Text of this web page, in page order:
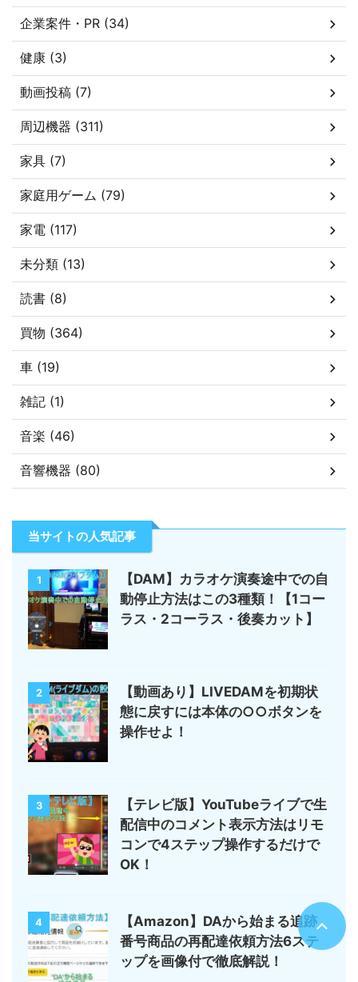
企業案件・PR (34)
健康 (3)
動画投稿 (7)
周辺機器 (311)
家具 (7)
家庭用ゲーム (79)
家電 (117)
未分類 (13)
読書 (8)
買物 (364)
車 (19)
雑記 (1)
音楽 (46)
音響機器 (80)
当サイトの人気記事
1
【DAM】カラオケ演奏途中での自
動停止方法はこの3種類！【1コー
ラス・2コーラス・後奏カット】
2
【動画あり】LIVEDAMを初期状
態に戻すには本体の○○ボタンを
操作せよ！
3
【テレビ版】YouTubeライブで生
配信中のコメント表示方法はリモ
コンで4ステップ操作するだけで
OK！
4
【Amazon】DAから始まる追跡
番号商品の再配達依頼方法6ステ
ップを画像付で徹底解説！